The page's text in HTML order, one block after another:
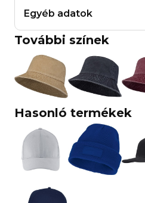
Egyéb adatok
További színek
Hasonló termékek